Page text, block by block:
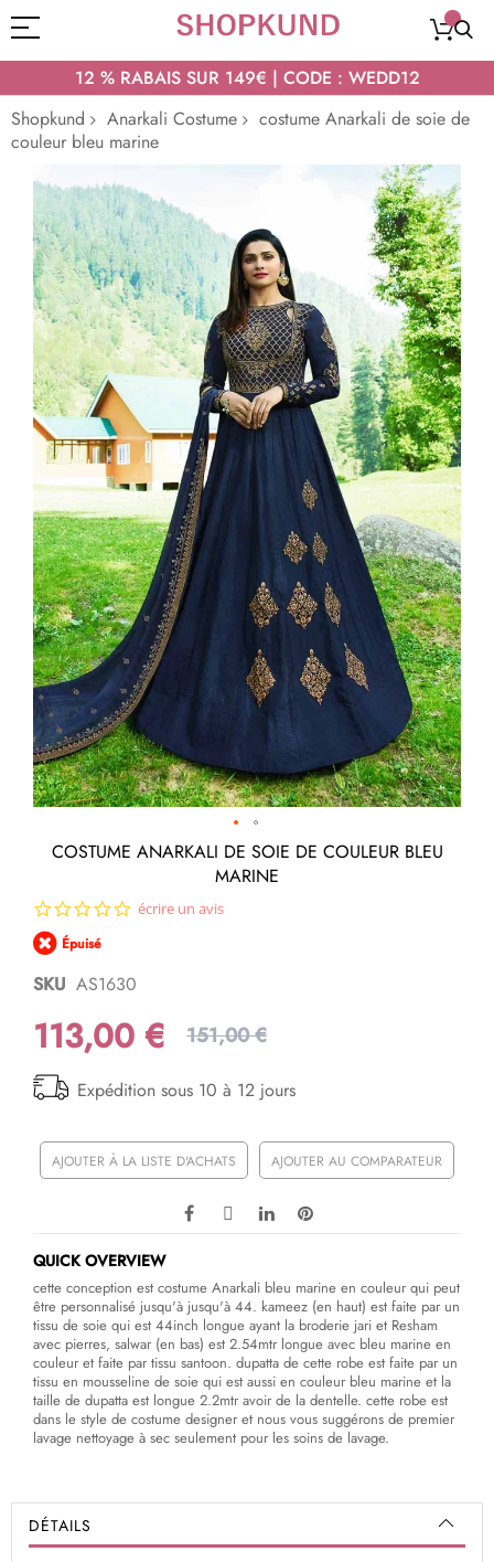
12 % RABAIS SUR 149€ | CODE : WEDD12
Shopkund
Anarkali Costume
costume Anarkali de soie de
couleur bleu marine
fin
de
la
galerie
d’images
Passer
de
la
Galerie
d’images
COSTUME ANARKALI DE SOIE DE COULEUR BLEU
MARINE
0.0
écrire un avis
Épuisé
SKU AS1630
113,00 € 151,00 €
Expédition sous 10 à 12 jours
AJOUTER À LA LISTE D'ACHATS AJOUTER AU COMPARATEUR
QUICK OVERVIEW
cette conception est costume Anarkali bleu marine en couleur qui peut
être personnalisé jusqu'à jusqu'à 44. kameez (en haut) est faite par un
tissu de soie qui est 44inch longue ayant la broderie jari et Resham
avec pierres, salwar (en bas) est 2.54mtr longue avec bleu marine en
couleur et faite par tissu santoon. dupatta de cette robe est faite par un
tissu en mousseline de soie qui est aussi en couleur bleu marine et la
taille de dupatta est longue 2.2mtr avoir de la dentelle. cette robe est
dans le style de costume designer et nous vous suggérons de premier
lavage nettoyage à sec seulement pour les soins de lavage.
DÉTAILS